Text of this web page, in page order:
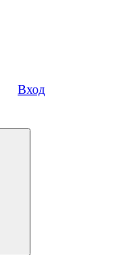
Вход